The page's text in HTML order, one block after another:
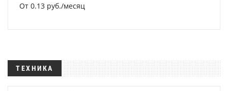
От 0.13 руб./месяц
ТЕХНИКА